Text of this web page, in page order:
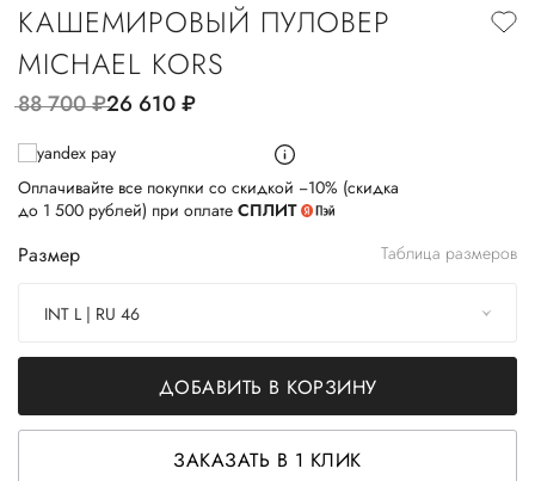
КАШЕМИРОВЫЙ ПУЛОВЕР
MICHAEL KORS
88 700руб.26 610руб.
Оплачивайте все покупки со скидкой −10% (скидка
до 1 500 рублей) при оплате СПЛИТ
Размер Таблица размеров
INT L | RU 46
ДОБАВИТЬ В КОРЗИНУ
ЗАКАЗАТЬ В 1 КЛИК